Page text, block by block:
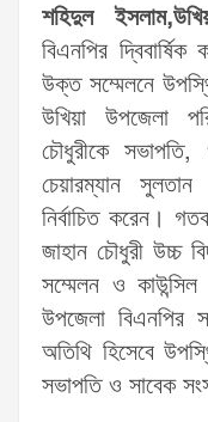
শহিদুল
বিএনপির
উক্ত সম্মেলনে
উখিয়া উপজেলা
চৌধুরীকে
চেয়ারম্যান
নির্বাচিত করেন।
জাহান চৌধুরী উচ্চ
সম্মেলন ও
উপজেলা বিএনপির
অতিথি হিসেবে
সভাপতি ও সাবেক